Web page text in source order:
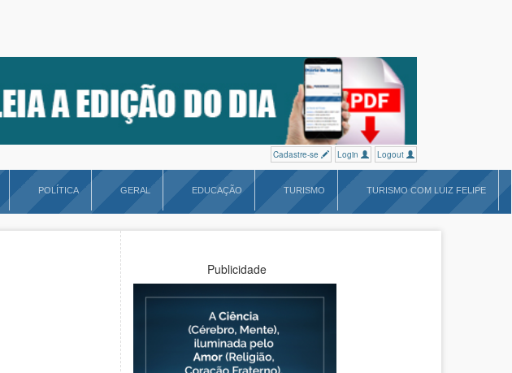
Cadastre-se Login Logout
POLÍTICA GERAL EDUCAÇÃO TURISMO TURISMO COM LUIZ FELIPE
Publicidade